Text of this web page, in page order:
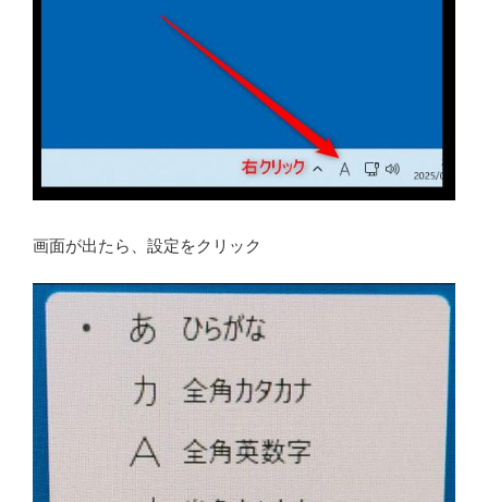
画面が出たら、設定をクリック